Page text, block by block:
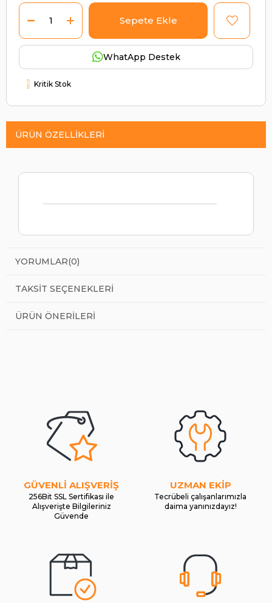
WhatApp Destek
Kritik Stok
ÜRÜN ÖZELLIKLERI
YORUMLAR(0)
TAKSIT SEÇENEKLERI
ÜRÜN ÖNERILERI
GÜVENLİ ALIŞVERİŞ
256Bit SSL Sertifikası ile
Alışverişte Bilgileriniz
Güvende
UZMAN EKİP
Tecrübeli çalışanlarımızla
daima yanınızdayız!